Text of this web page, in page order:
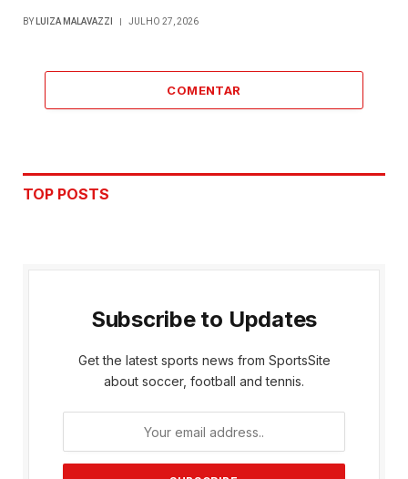
BY LUIZA MALAVAZZI JULHO 27, 2026
COMENTAR
TOP POSTS
Subscribe to Updates
Get the latest sports news from SportsSite
about soccer, football and tennis.